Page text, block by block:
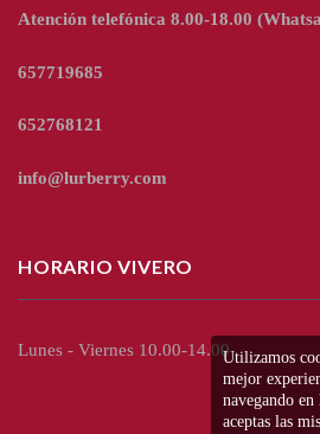
Atención telefónica 8.00-18.00
657719685
652768121
info@lurberry.com
HORARIO VIVERO
Lunes - Viernes 10.00-14.00Utilizamos
mejor
navegando
aceptas las